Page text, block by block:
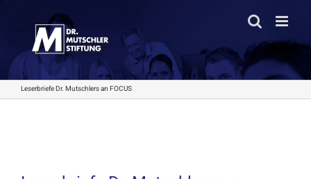
springen
Leserbriefe Dr. Mutschlers an FOCUS